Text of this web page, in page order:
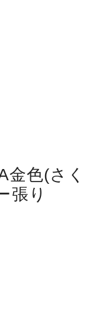
色(さく
張り